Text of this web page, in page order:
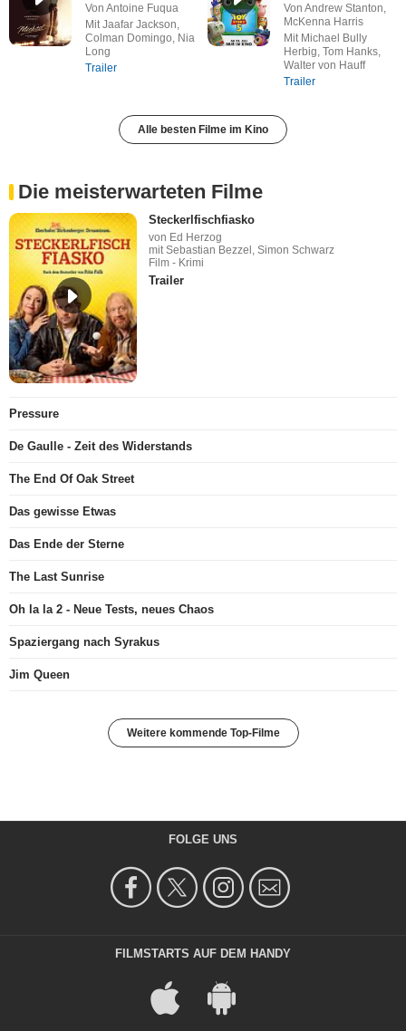
Von Antoine Fuqua
Mit Jaafar Jackson,
Colman Domingo, Nia
Long
Trailer
Von Andrew Stanton,
McKenna Harris
Mit Michael Bully
Herbig, Tom Hanks,
Walter von Hauff
Trailer
Alle besten Filme im Kino
Die meisterwarteten Filme
Steckerlfischfiasko
von Ed Herzog
mit Sebastian Bezzel, Simon Schwarz
Film - Krimi
Trailer
Pressure
De Gaulle - Zeit des Widerstands
The End Of Oak Street
Das gewisse Etwas
Das Ende der Sterne
The Last Sunrise
Oh la la 2 - Neue Tests, neues Chaos
Spaziergang nach Syrakus
Jim Queen
Weitere kommende Top-Filme
FOLGE UNS
FILMSTARTS AUF DEM HANDY